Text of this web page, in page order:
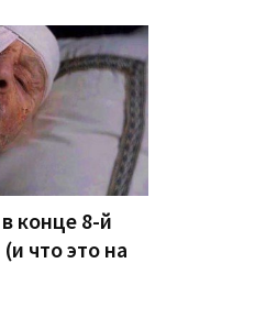
конце 8-й
что это на